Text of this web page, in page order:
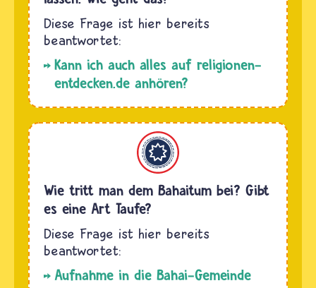
Kann ich auch alles auf religionen-
entdecken.de anhören?
Bahaitum
Wie tritt man dem Bahaitum bei? Gibt
es eine Art Taufe?
Aufnahme in die Bahai-Gemeinde